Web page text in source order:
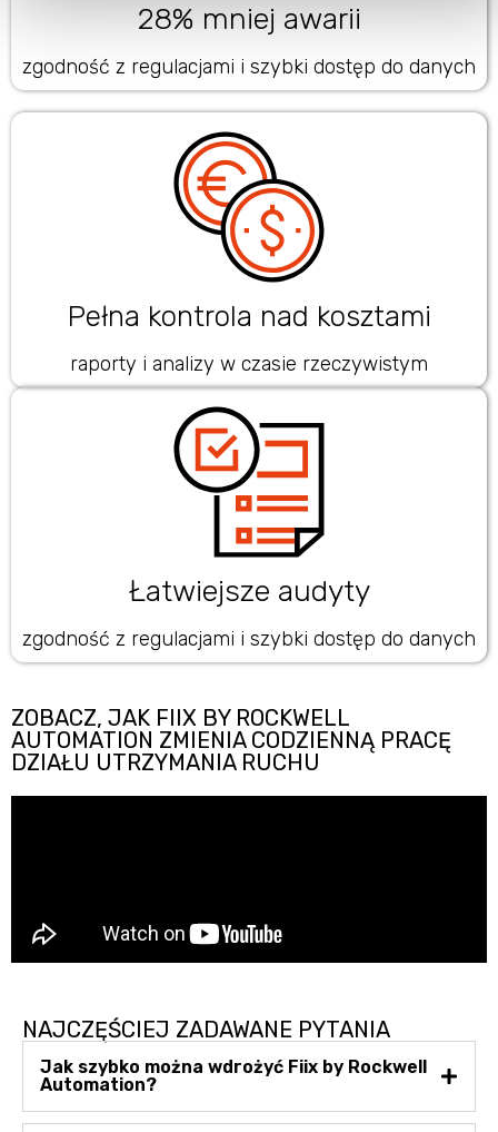
28% mniej awarii
zgodność z regulacjami i szybki dostęp do danych
Pełna kontrola nad kosztami
raporty i analizy w czasie rzeczywistym
Łatwiejsze audyty
zgodność z regulacjami i szybki dostęp do danych
ZOBACZ, JAK FIIX BY ROCKWELL
AUTOMATION ZMIENIA CODZIENNĄ PRACĘ
DZIAŁU UTRZYMANIA RUCHU
NAJCZĘŚCIEJ ZADAWANE PYTANIA
Jak szybko można wdrożyć Fiix by Rockwell
Automation?